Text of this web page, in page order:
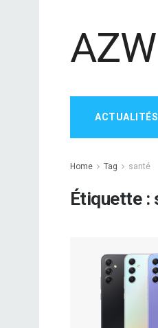
AZW
ACTUALITÉS
Home Tag santé
Étiquette :